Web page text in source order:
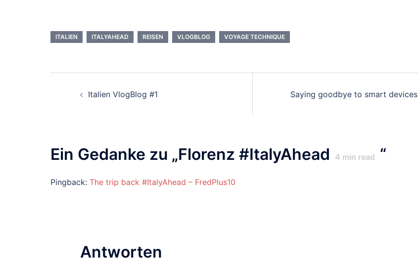
ITALIEN ITALYAHEAD REISEN VLOGBLOG VOYAGE TECHNIQUE
Italien VlogBlog #1 Saying goodbye to smart devices
Ein Gedanke zu „Florenz #ItalyAhead 4 min read “
Pingback: The trip back #ItalyAhead – FredPlus10
Antworten